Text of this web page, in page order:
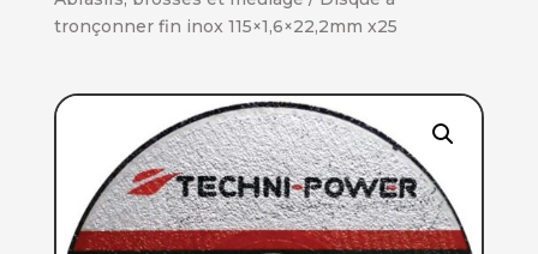
tronçonner fin inox 115×1,6×22,2mm x25